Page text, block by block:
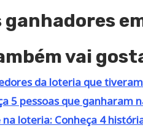
ganhadores
vai
da loteria que
5 pessoas que ganharam
na loteria: Conheça 4